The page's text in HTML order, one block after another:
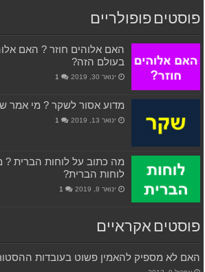
פוסטים פופולריים
האם אלוהים חוזר ? האם
בעולם הזה?
ינואר 30, 2019 1
מדוע אסור לשקר ? מי אמר
ינואר 13, 2019 1
מה כתוב על לוחות הברית ?
לוחות הברית?
ינואר 8, 2019 1
פוסטים אקראיים
האם לא מספיק להאמין פשוט בעובדות